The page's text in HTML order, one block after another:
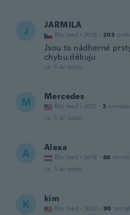
J JARMILA
Ble med i 2016 · 203
Jsou to nádherné
chybu.děkuju
ca. 5 år siden
M Mercedes
Ble med i 2021 · 2
ca. 5 år siden
A Alexa
Ble med i 2018 · 68
ca. 5 år siden
K kim
Ble med i 2020 · 90